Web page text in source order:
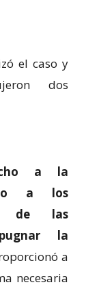
el caso y
dos
a la
a los
de las
la
a
necesaria